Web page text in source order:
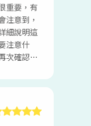
重要，有
注意到，
細說明這
注意什
次確認所
，負責，